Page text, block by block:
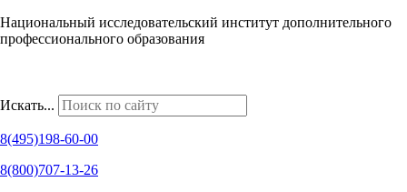
Национальный исследовательский институт дополнительного
профессионального образования
Искать...
8(495)198-60-00
8(800)707-13-26